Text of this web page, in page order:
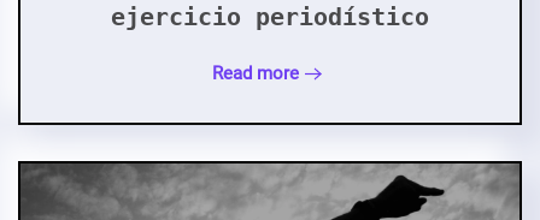
ejercicio periodístico
Read more